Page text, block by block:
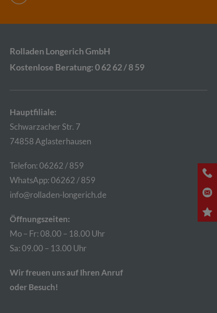
Rol­la­den Lon­ge­rich GmbH
Kos­ten­lo­se Be­ra­tung: 0 62 62 / 8 59
Haupt­fi­lia­le:
Schwar­z­acher Str. 7
74858 Aglas­ter­hau­sen
Te­le­fon: 06262 / 859
Whats­App: 06262 / 859
info@​rolladen-​longerich.​de
Öff­nungs­zei­ten:
Mo – Fr: 08.00 – 18.00 Uhr
Sa: 09.00 – 13.00 Uhr
Wir freu­en uns auf Ihren Anruf
oder Be­such!